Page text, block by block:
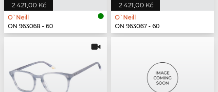
2 421,00 Kč
O`Neill
ON 963068 - 60
2 421,00 Kč
O`Neill
ON 963067 - 60